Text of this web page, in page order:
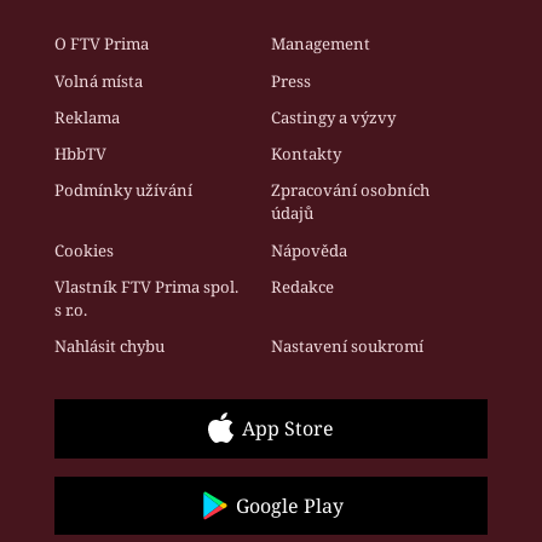
O FTV Prima
Management
Volná místa
Press
Reklama
Castingy a výzvy
HbbTV
Kontakty
Podmínky užívání
Zpracování osobních
údajů
Cookies
Nápověda
Vlastník FTV Prima spol.
s r.o.
Redakce
Nahlásit chybu Nastavení soukromí
App Store
Google Play